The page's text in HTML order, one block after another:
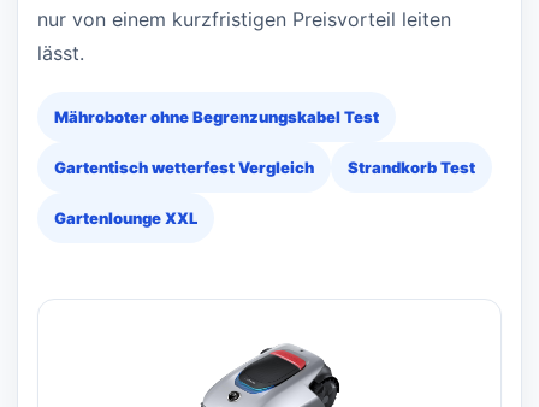
nur von einem kurzfristigen Preisvorteil leiten
lässt.
Mähroboter ohne Begrenzungskabel Test
Gartentisch wetterfest Vergleich Strandkorb Test
Gartenlounge XXL